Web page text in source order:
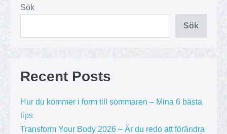
Sök
Sök
Recent Posts
Hur du kommer i form till sommaren – Mina 6 bästa
tips
Transform Your Body 2026 – Är du redo att förändra